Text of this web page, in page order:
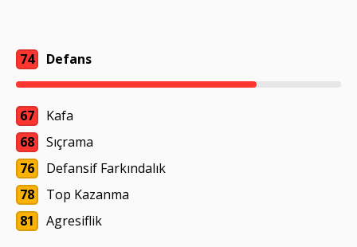
74 Defans
67
Kafa
68
Sıçrama
76
Defansif Farkındalık
78
Top Kazanma
81
Agresiflik